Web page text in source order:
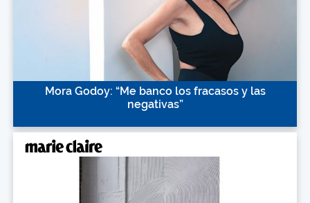
Mora Godoy: “Me banco los fracasos y las
negativas”